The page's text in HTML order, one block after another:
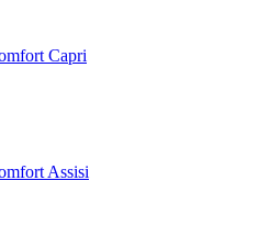
Capri
Assisi